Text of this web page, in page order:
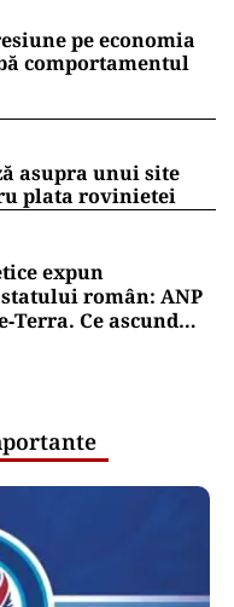
pe economia
comportamentul
asupra unui site
plata rovinietei
expun
român: ANP
Ce ascund